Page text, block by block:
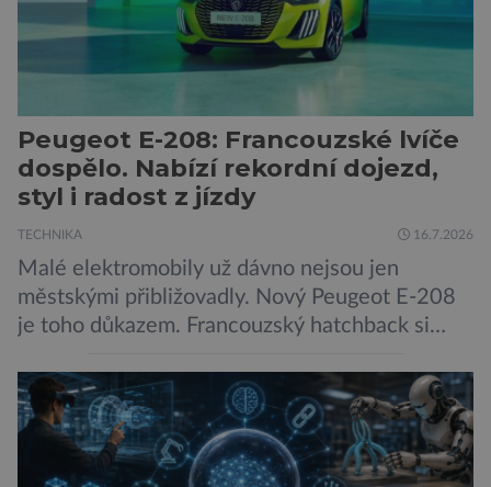
kybernetické útoky […]
Peugeot E-208: Francouzské lvíče
dospělo. Nabízí rekordní dojezd,
styl i radost z jízdy
TECHNIKA 16.7.2026
Malé elektromobily už dávno nejsou jen
městskými přibližovadly. Nový Peugeot E-208
je toho důkazem. Francouzský hatchback si
dojezd a modernější technologie, ale hlavně
ukazuje, že i kompaktní elektromobil může být
autem, se kterým bez obav vyrazíte za hranice
města Peugeot se u modelu 208 trefil do